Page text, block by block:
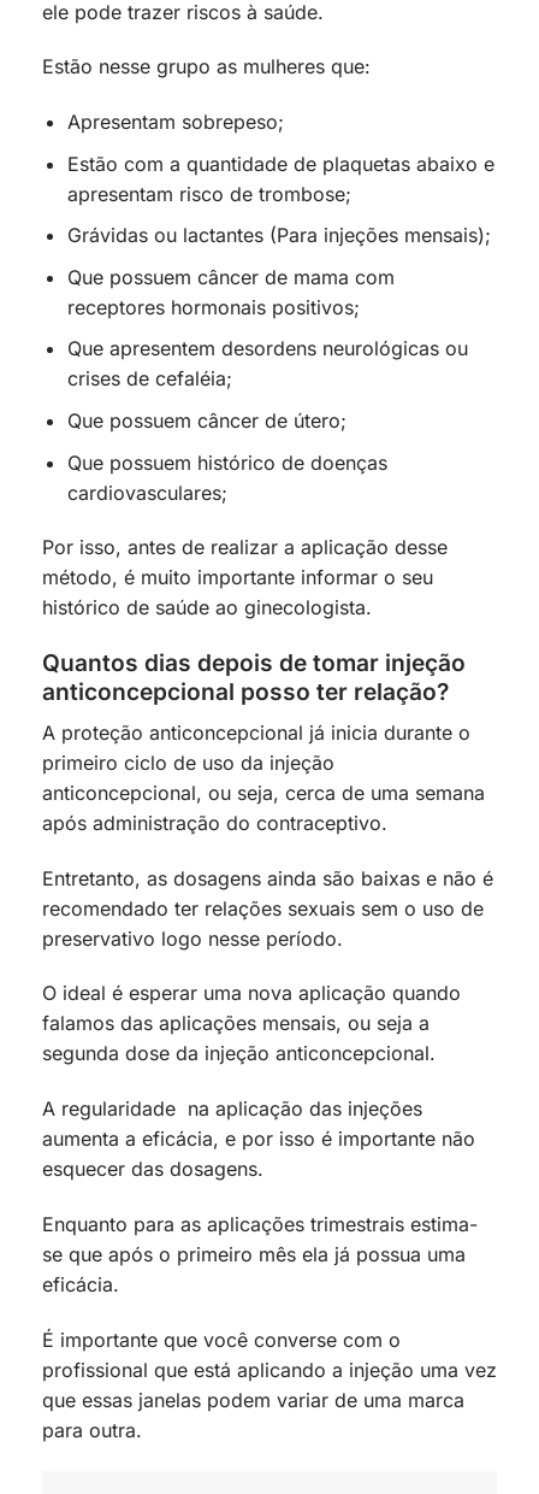
ele pode trazer riscos à saúde.
Estão nesse grupo as mulheres que:
Apresentam sobrepeso;
Estão com a quantidade de plaquetas abaixo e
apresentam risco de trombose;
Grávidas ou lactantes (Para injeções mensais);
Que possuem câncer de mama com
receptores hormonais positivos;
Que apresentem desordens neurológicas ou
crises de cefaléia;
Que possuem câncer de útero;
Que possuem histórico de doenças
cardiovasculares;
Por isso, antes de realizar a aplicação desse
método, é muito importante informar o seu
histórico de saúde ao ginecologista.
Quantos dias depois de tomar injeção
anticoncepcional posso ter relação?
A proteção anticoncepcional já inicia durante o
primeiro ciclo de uso da injeção
anticoncepcional, ou seja, cerca de uma semana
após administração do contraceptivo.
Entretanto, as dosagens ainda são baixas e não é
recomendado ter relações sexuais sem o uso de
preservativo logo nesse período.
O ideal é esperar uma nova aplicação quando
falamos das aplicações mensais, ou seja a
segunda dose da injeção anticoncepcional.
A regularidade na aplicação das injeções
aumenta a eficácia, e por isso é importante não
esquecer das dosagens.
Enquanto para as aplicações trimestrais estima-
se que após o primeiro mês ela já possua uma
eficácia.
É importante que você converse com o
profissional que está aplicando a injeção uma vez
que essas janelas podem variar de uma marca
para outra.